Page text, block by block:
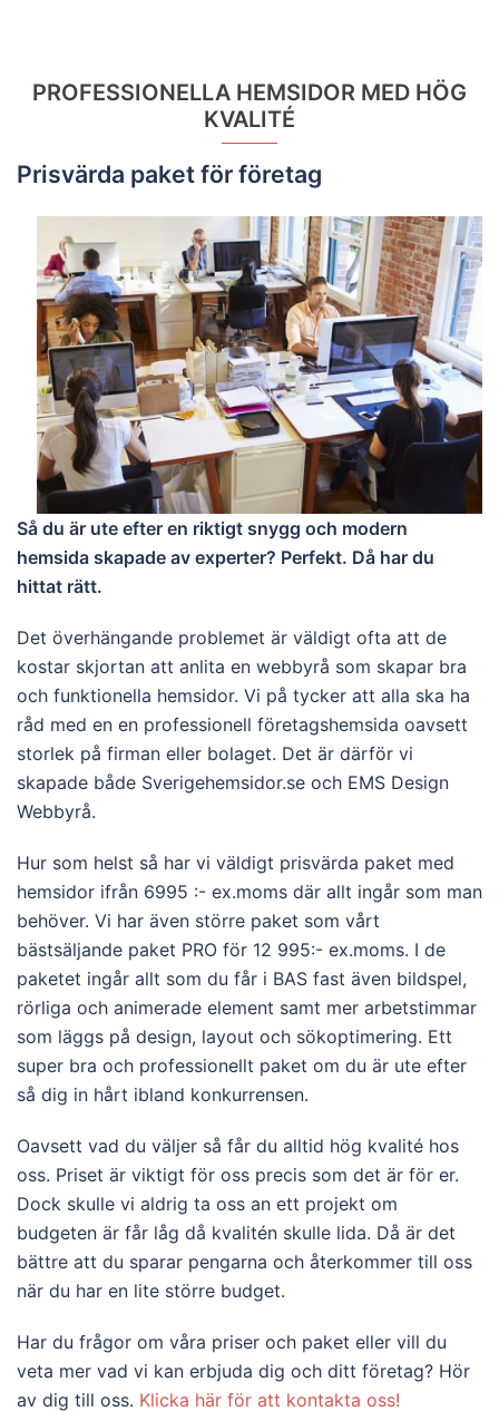
PROFESSIONELLA HEMSIDOR MED HÖG
KVALITÉ
Prisvärda paket för företag
Så du är ute efter en riktigt snygg och modern
hemsida skapade av experter? Perfekt. Då har du
hittat rätt.
Det överhängande problemet är väldigt ofta att de
kostar skjortan att anlita en webbyrå som skapar bra
och funktionella hemsidor. Vi på tycker att alla ska ha
råd med en en professionell företagshemsida oavsett
storlek på firman eller bolaget. Det är därför vi
skapade både Sverigehemsidor.se och EMS Design
Webbyrå.
Hur som helst så har vi väldigt prisvärda paket med
hemsidor ifrån 6995 :- ex.moms där allt ingår som man
behöver. Vi har även större paket som vårt
bästsäljande paket PRO för 12 995:- ex.moms. I de
paketet ingår allt som du får i BAS fast även bildspel,
rörliga och animerade element samt mer arbetstimmar
som läggs på design, layout och sökoptimering. Ett
super bra och professionellt paket om du är ute efter
så dig in hårt ibland konkurrensen.
Oavsett vad du väljer så får du alltid hög kvalité hos
oss. Priset är viktigt för oss precis som det är för er.
Dock skulle vi aldrig ta oss an ett projekt om
budgeten är får låg då kvalitén skulle lida. Då är det
bättre att du sparar pengarna och återkommer till oss
när du har en lite större budget.
Har du frågor om våra priser och paket eller vill du
veta mer vad vi kan erbjuda dig och ditt företag? Hör
av dig till oss. Klicka här för att kontakta oss!